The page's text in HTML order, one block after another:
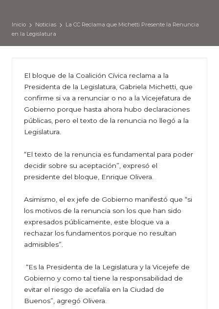
Inicio Noticias
La CC Reclama que Michetti Presente la Renuncia
en la Legislatura
El bloque de la Coalición Cívica reclama a la
Presidenta de la Legislatura, Gabriela Michetti, que
confirme si va a renunciar o no a la Vicejefatura de
Gobierno porque hasta ahora hubo declaraciones
públicas, pero el texto de la renuncia no llegó a la
Legislatura.
“El texto de la renuncia es fundamental para poder
decidir sobre su aceptación”, expresó el
presidente del bloque, Enrique Olivera.
Asimismo, el ex jefe de Gobierno manifestó que “si
los motivos de la renuncia son los que han sido
expresados públicamente, este bloque va a
rechazar los fundamentos porque no resultan
admisibles”.
“Es la Presidenta de la Legislatura y la Vicejefe de
Gobierno y como tal tiene la responsabilidad de
evitar el riesgo de acefalía en la Ciudad de
Buenos”, agregó Olivera.